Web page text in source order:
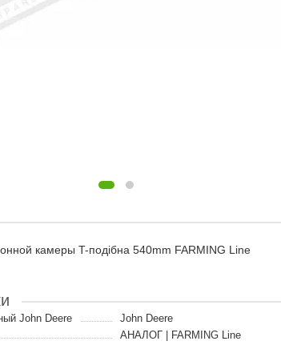
камеры T-подібна 540mm FARMING Line
John Deere
John Deere
АНАЛОГ | FARMING Line